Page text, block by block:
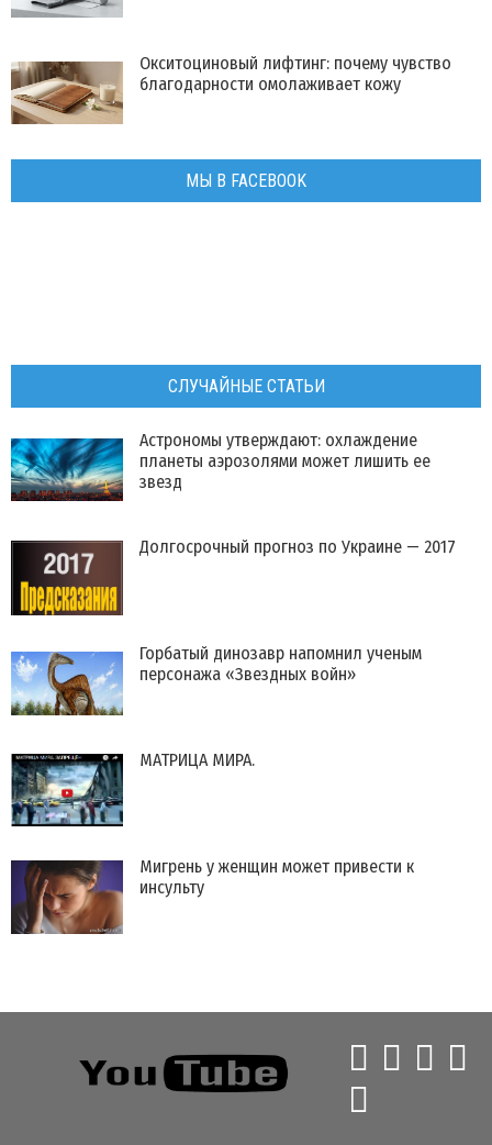
Окситоциновый лифтинг: почему чувство
благодарности омолаживает кожу
МЫ В FACEBOOK
СЛУЧАЙНЫЕ СТАТЬИ
Астрономы утверждают: охлаждение
планеты аэрозолями может лишить ее
звезд
Долгосрочный прогноз по Украине — 2017
Горбатый динозавр напомнил ученым
персонажа «Звездных войн»
МАТРИЦА МИРА.
​Мигрень у женщин может привести к
инсульту